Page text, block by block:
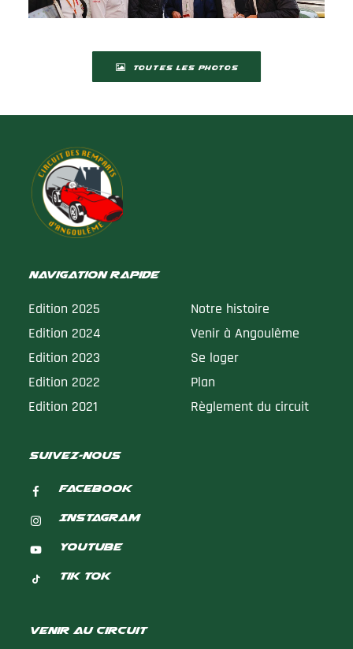
TOUTES LES PHOTOS
Navigation rapide
Edition 2025
Edition 2024
Edition 2023
Edition 2022
Edition 2021
Notre histoire
Venir à Angoulême
Se loger
Plan
Règlement du circuit
suivez-nous
Facebook
Instagram
Youtube
Tik Tok
Venir au circuit